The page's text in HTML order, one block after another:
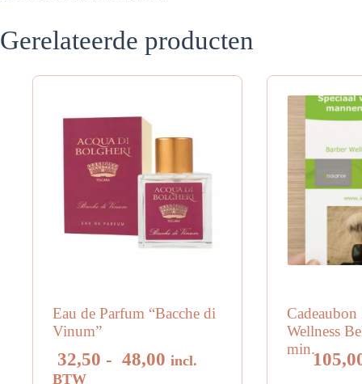
Gerelateerde producten
Eau de Parfum “Bacche di
Vinum”
32,50 - 48,00 Prijsklasse:
incl.
BTW
Cadeaubon
Wellness
min.